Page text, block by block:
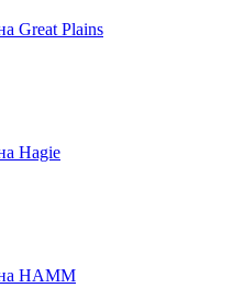
Great Plains
Hagie
HAMM